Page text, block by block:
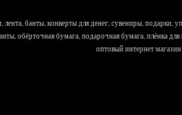
банты, конверты для денег, сувениры,
обёрточная бумага, подарочная бумага, плёнка
оптовый интернет